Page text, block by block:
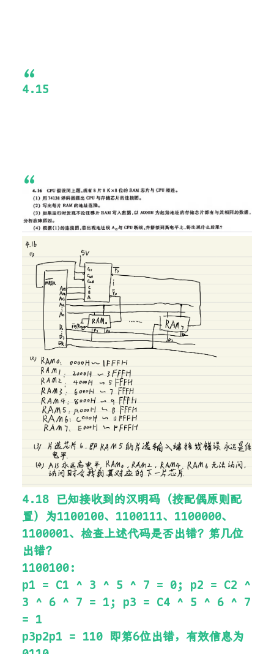
4.15
4.18 已知接收到的汉明码（按配偶原则配
置）为1100100、1100111、1100000、
1100001、检查上述代码是否出错？第几位
出错？
1100100:
p1 = C1 ^ 3 ^ 5 ^ 7 = 0; p2 = C2 ^
3 ^ 6 ^ 7 = 1; p3 = C4 ^ 5 ^ 6 ^ 7
= 1
p3p2p1 = 110 即第6位出错，有效信息为